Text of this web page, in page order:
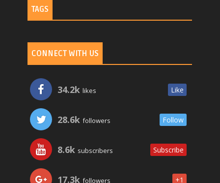
TAGS
CONNECT WITH US
34.2k likes Like
28.6k followers Follow
8.6k subscribers Subscribe
17.3k followers +1